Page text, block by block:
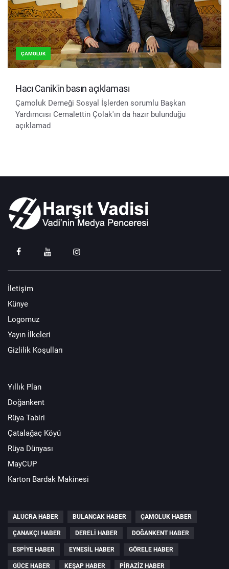
ÇAMOLUK
Hacı Canik'in basın açıklaması
Çamoluk Derneği Sosyal İşlerden sorumlu Başkan
Yardımcısı Cemalettin Çolak'ın da hazır bulunduğu
açıklamad
İletişim
Künye
Logomuz
Yayın İlkeleri
Gizlilik Koşulları
Yıllık Plan
Doğankent
Rüya Tabiri
Çatalağaç Köyü
Rüya Dünyası
MayCUP
Karton Bardak Makinesi
ALUCRA HABER BULANCAK HABER ÇAMOLUK HABER
ÇANAKÇI HABER DERELI HABER DOĞANKENT HABER
ESPIYE HABER EYNESIL HABER GÖRELE HABER
GÜCE HABER KEŞAP HABER PIRAZIZ HABER